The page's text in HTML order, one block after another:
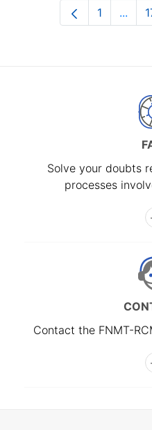
Page
1 ...
Solve your doubts
processes
Contact the FNMT-